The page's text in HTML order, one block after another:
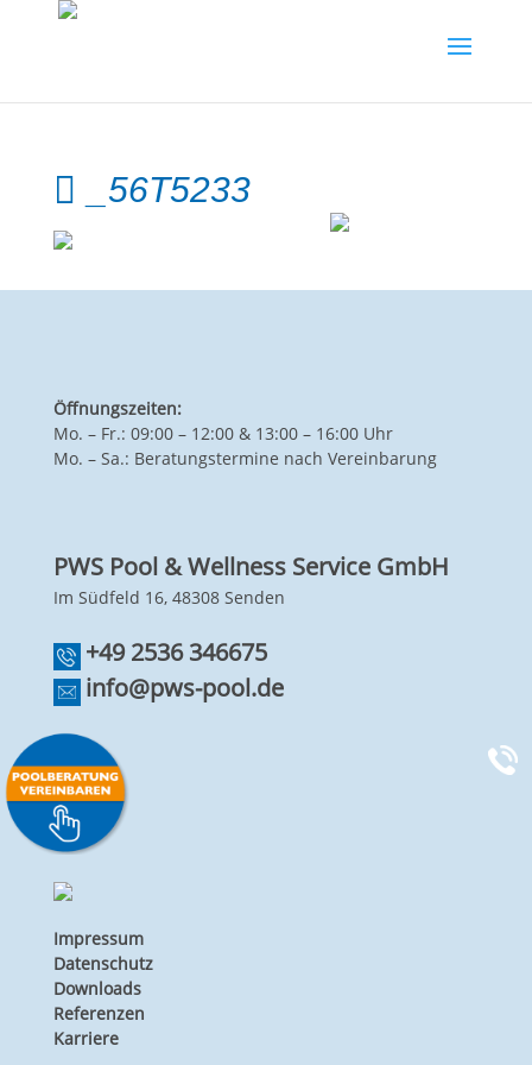
_56T5233
Öffnungszeiten:
Mo. – Fr.: 09:00 – 12:00 & 13:00 – 16:00 Uhr
Mo. – Sa.: Beratungstermine nach Vereinbarung
PWS Pool & Wellness Service GmbH
Im Südfeld 16, 48308 Senden
+49 2536 346675
info@pws-pool.de
Impressum
Datenschutz
Downloads
Referenzen
Karriere